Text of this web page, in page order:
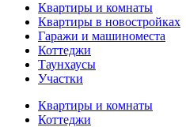
Квартиры и комнаты
Квартиры в новостройках
Гаражи и машиноместа
Коттеджи
Таунхаусы
Участки
Квартиры и комнаты
Коттеджи